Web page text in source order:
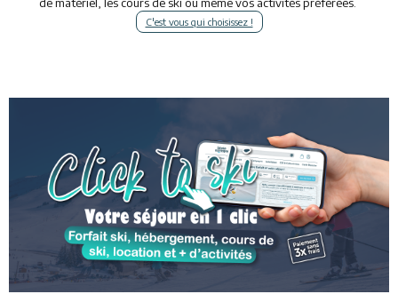
de matériel, les cours de ski ou même vos activités préférées.
C'est vous qui choisissez !